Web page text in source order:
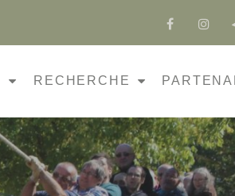
fa-
facebook
fa-
RECHERCHE